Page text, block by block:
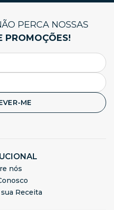
PERCA NOSSAS
PROMOÇÕES!
ME
nós
Receita